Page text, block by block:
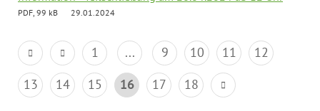
PDF, 99 kB 29.01.2024
1 ... 9 10 11
12
13
14 15 16 17 18